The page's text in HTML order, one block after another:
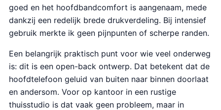
goed en het hoofdbandcomfort is aangenaam, mede
dankzij een redelijk brede drukverdeling. Bij intensief
gebruik merkte ik geen pijnpunten of scherpe randen.
Een belangrijk praktisch punt voor wie veel onderweg
is: dit is een open-back ontwerp. Dat betekent dat de
hoofdtelefoon geluid van buiten naar binnen doorlaat
en andersom. Voor op kantoor in een rustige
thuisstudio is dat vaak geen probleem, maar in